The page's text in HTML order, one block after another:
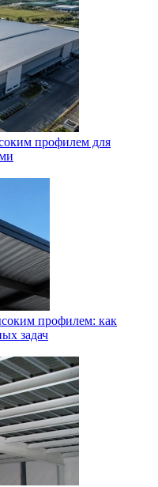
профилем для
профилем: как
задач